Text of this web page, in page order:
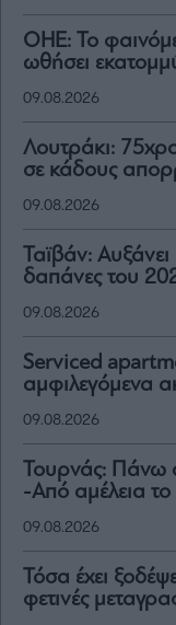
ΟΗΕ: Το
ωθήσει
09.08.2026
Λουτράκι:
σε κάδους
09.08.2026
Ταϊβάν: Αυξάνει
δαπάνες του
09.08.2026
Serviced
αμφιλεγόμενα
09.08.2026
Τουρνάς: Πάνω
-Από αμέλεια
09.08.2026
Τόσα έχει
φετινές